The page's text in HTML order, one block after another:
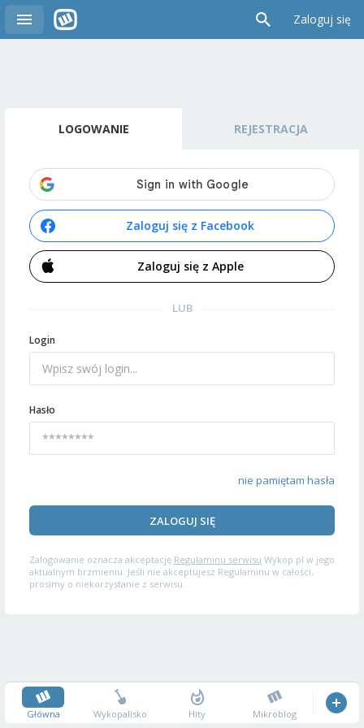
Zaloguj się
LOGOWANIE REJESTRACJA
Zaloguj się z Facebook
Zaloguj się z Apple
LUB
Login
Hasło
nie pamiętam hasła
ZALOGUJ SIĘ
Zalogowanie oznacza akceptację Regulaminu serwisu Wykop.pl w jego
aktualnym brzmieniu. Jeśli nie akceptujesz Regulaminu w całości,
prosimy o niekorzystanie z serwisu.
Główna Wykopalisko Hity Mikroblog